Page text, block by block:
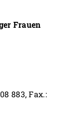
Frauen
883, Fax.: